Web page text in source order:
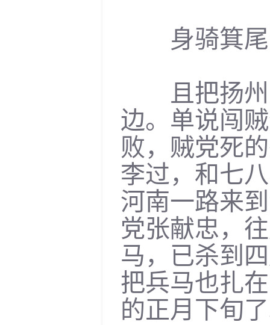
身骑箕尾
且把扬州
边。单说闯
败，贼党死
李过，和七
河南一路来
党张献忠，
马，已杀到
把兵马也扎
的正月下旬